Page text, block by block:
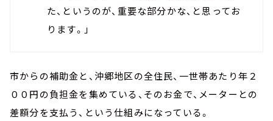
た、というのが、重要な部分かな、と思ってお
ります。」
市からの補助金と、沖郷地区の全住民、一世帯あたり年２
００円の負担金を集めている、そのお金で、メーターとの
差額分を支払う、という仕組みになっている。